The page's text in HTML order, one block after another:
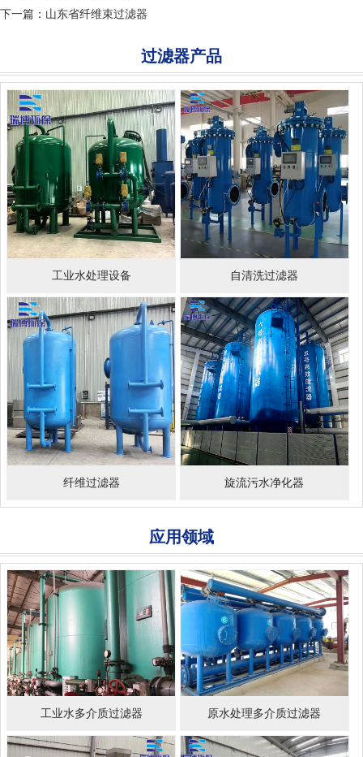
下一篇： 山东省纤维束过滤器
过滤器产品
工业水处理设备 自清洗过滤器
纤维过滤器 旋流污水净化器
应用领域
工业水多介质过滤器 原水处理多介质过滤器